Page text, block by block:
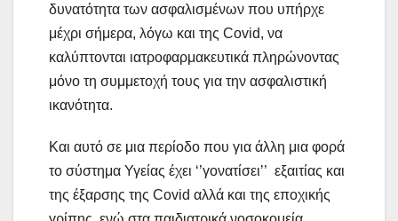
δυνατότητα των ασφαλισμένων που υπήρχε
μέχρι σήμερα, λόγω και της Covid, να
καλύπτονται ιατροφαρμακευτικά πληρώνοντας
μόνο τη συμμετοχή τους για την ασφαλιστική
ικανότητα.
Και αυτό σε μια περίοδο που για άλλη μια φορά
το σύστημα Υγείας έχει ‘’γονατίσει’’ εξαιτίας και
της έξαρσης της Covid αλλά και της εποχικής